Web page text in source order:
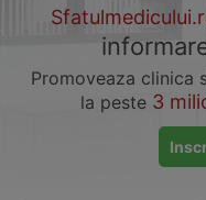
Promoveaza clinica
la peste 3